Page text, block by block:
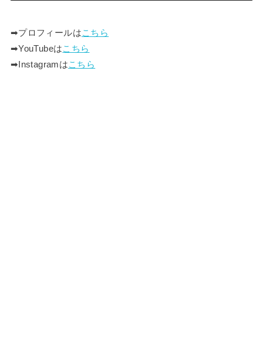
➡︎プロフィールはこちら
➡︎YouTubeはこちら
➡︎Instagramはこちら